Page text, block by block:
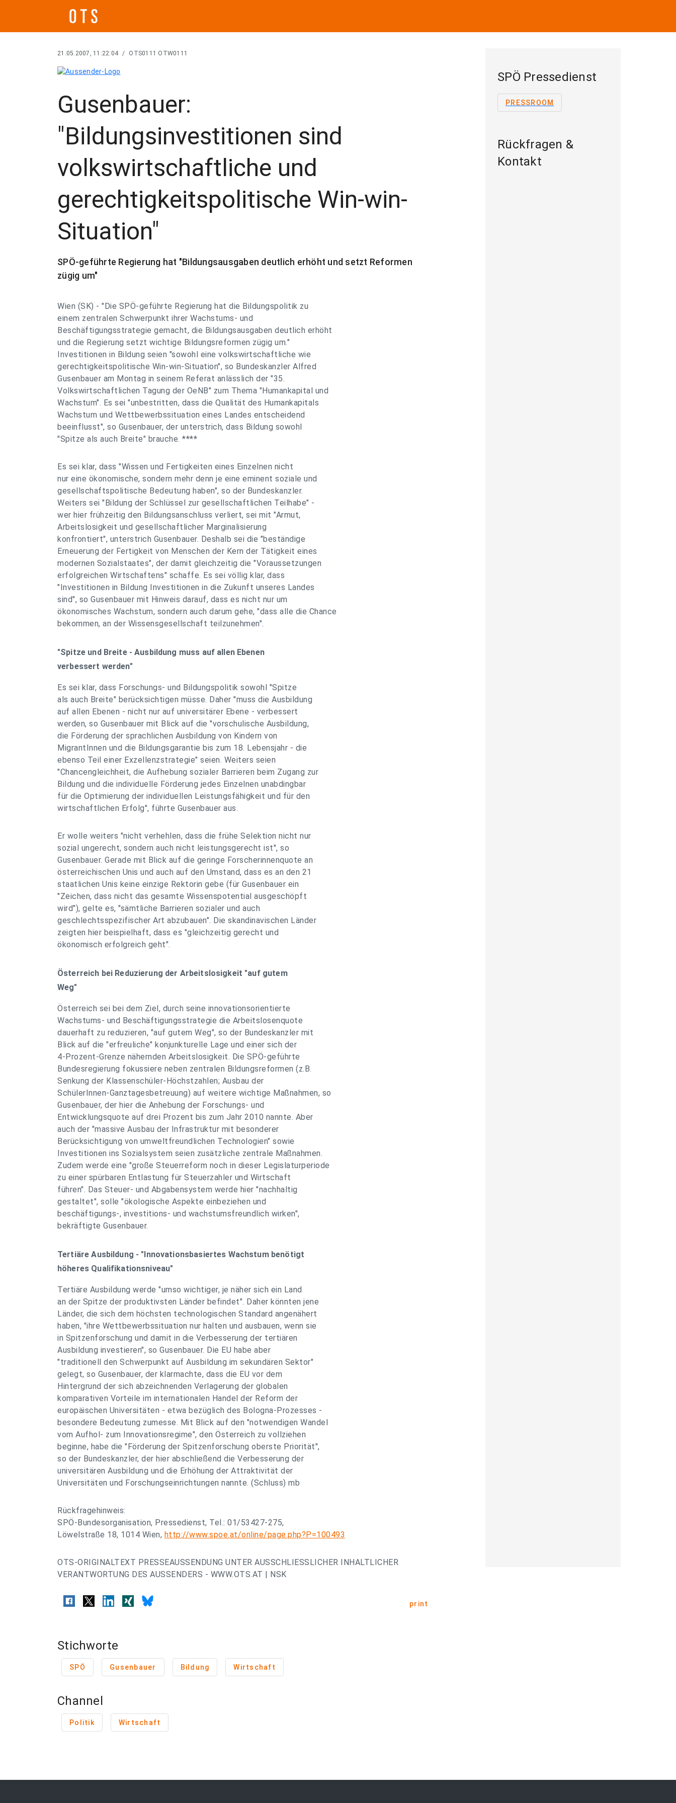
21.05.2007, 11:22:04 / OTS0111 OTW0111
Gusenbauer:
"Bildungsinvestitionen sind
volkswirtschaftliche und
gerechtigkeitspolitische Win-win-
Situation"
SPÖ-geführte Regierung hat "Bildungsausgaben deutlich erhöht und setzt Reformen
zügig um"
Wien (SK) - "Die SPÖ-geführte Regierung hat die Bildungspolitik zu
einem zentralen Schwerpunkt ihrer Wachstums- und
Beschäftigungsstrategie gemacht, die Bildungsausgaben deutlich erhöht
und die Regierung setzt wichtige Bildungsreformen zügig um."
Investitionen in Bildung seien "sowohl eine volkswirtschaftliche wie
gerechtigkeitspolitische Win-win-Situation", so Bundeskanzler Alfred
Gusenbauer am Montag in seinem Referat anlässlich der "35.
Volkswirtschaftlichen Tagung der OeNB" zum Thema "Humankapital und
Wachstum". Es sei "unbestritten, dass die Qualität des Humankapitals
Wachstum und Wettbewerbssituation eines Landes entscheidend
beeinflusst", so Gusenbauer, der unterstrich, dass Bildung sowohl
"Spitze als auch Breite" brauche. ****
Es sei klar, dass "Wissen und Fertigkeiten eines Einzelnen nicht
nur eine ökonomische, sondern mehr denn je eine eminent soziale und
gesellschaftspolitische Bedeutung haben", so der Bundeskanzler.
Weiters sei "Bildung der Schlüssel zur gesellschaftlichen Teilhabe" -
wer hier frühzeitig den Bildungsanschluss verliert, sei mit "Armut,
Arbeitslosigkeit und gesellschaftlicher Marginalisierung
konfrontiert", unterstrich Gusenbauer. Deshalb sei die "beständige
Erneuerung der Fertigkeit von Menschen der Kern der Tätigkeit eines
modernen Sozialstaates", der damit gleichzeitig die "Voraussetzungen
erfolgreichen Wirtschaftens" schaffe. Es sei völlig klar, dass
"Investitionen in Bildung Investitionen in die Zukunft unseres Landes
sind", so Gusenbauer mit Hinweis darauf, dass es nicht nur um
ökonomisches Wachstum, sondern auch darum gehe, "dass alle die Chance
bekommen, an der Wissensgesellschaft teilzunehmen".
"Spitze und Breite - Ausbildung muss auf allen Ebenen
verbessert werden"
Es sei klar, dass Forschungs- und Bildungspolitik sowohl "Spitze
als auch Breite" berücksichtigen müsse. Daher "muss die Ausbildung
auf allen Ebenen - nicht nur auf universitärer Ebene - verbessert
werden, so Gusenbauer mit Blick auf die "vorschulische Ausbildung,
die Förderung der sprachlichen Ausbildung von Kindern von
MigrantInnen und die Bildungsgarantie bis zum 18. Lebensjahr - die
ebenso Teil einer Exzellenzstrategie" seien. Weiters seien
"Chancengleichheit, die Aufhebung sozialer Barrieren beim Zugang zur
Bildung und die individuelle Förderung jedes Einzelnen unabdingbar
für die Optimierung der individuellen Leistungsfähigkeit und für den
wirtschaftlichen Erfolg", führte Gusenbauer aus.
Er wolle weiters "nicht verhehlen, dass die frühe Selektion nicht nur
sozial ungerecht, sondern auch nicht leistungsgerecht ist", so
Gusenbauer. Gerade mit Blick auf die geringe Forscherinnenquote an
österreichischen Unis und auch auf den Umstand, dass es an den 21
staatlichen Unis keine einzige Rektorin gebe (für Gusenbauer ein
"Zeichen, dass nicht das gesamte Wissenspotential ausgeschöpft
wird"), gelte es, "sämtliche Barrieren sozialer und auch
geschlechtsspezifischer Art abzubauen". Die skandinavischen Länder
zeigten hier beispielhaft, dass es "gleichzeitig gerecht und
ökonomisch erfolgreich geht".
Österreich bei Reduzierung der Arbeitslosigkeit "auf gutem
Weg"
Österreich sei bei dem Ziel, durch seine innovationsorientierte
Wachstums- und Beschäftigungsstrategie die Arbeitslosenquote
dauerhaft zu reduzieren, "auf gutem Weg", so der Bundeskanzler mit
Blick auf die "erfreuliche" konjunkturelle Lage und einer sich der
4-Prozent-Grenze nähernden Arbeitslosigkeit. Die SPÖ-geführte
Bundesregierung fokussiere neben zentralen Bildungsreformen (z.B.
Senkung der Klassenschüler-Höchstzahlen; Ausbau der
SchülerInnen-Ganztagesbetreuung) auf weitere wichtige Maßnahmen, so
Gusenbauer, der hier die Anhebung der Forschungs- und
Entwicklungsquote auf drei Prozent bis zum Jahr 2010 nannte. Aber
auch der "massive Ausbau der Infrastruktur mit besonderer
Berücksichtigung von umweltfreundlichen Technologien" sowie
Investitionen ins Sozialsystem seien zusätzliche zentrale Maßnahmen.
Zudem werde eine "große Steuerreform noch in dieser Legislaturperiode
zu einer spürbaren Entlastung für Steuerzahler und Wirtschaft
führen". Das Steuer- und Abgabensystem werde hier "nachhaltig
gestaltet", solle "ökologische Aspekte einbeziehen und
beschäftigungs-, investitions- und wachstumsfreundlich wirken",
bekräftigte Gusenbauer.
Tertiäre Ausbildung - "Innovationsbasiertes Wachstum benötigt
höheres Qualifikationsniveau"
Tertiäre Ausbildung werde "umso wichtiger, je näher sich ein Land
an der Spitze der produktivsten Länder befindet". Daher könnten jene
Länder, die sich dem höchsten technologischen Standard angenähert
haben, "ihre Wettbewerbssituation nur halten und ausbauen, wenn sie
in Spitzenforschung und damit in die Verbesserung der tertiären
Ausbildung investieren", so Gusenbauer. Die EU habe aber
"traditionell den Schwerpunkt auf Ausbildung im sekundären Sektor"
gelegt, so Gusenbauer, der klarmachte, dass die EU vor dem
Hintergrund der sich abzeichnenden Verlagerung der globalen
komparativen Vorteile im internationalen Handel der Reform der
europäischen Universitäten - etwa bezüglich des Bologna-Prozesses -
besondere Bedeutung zumesse. Mit Blick auf den "notwendigen Wandel
vom Aufhol- zum Innovationsregime", den Österreich zu vollziehen
beginne, habe die "Förderung der Spitzenforschung oberste Priorität",
so der Bundeskanzler, der hier abschließend die Verbesserung der
universitären Ausbildung und die Erhöhung der Attraktivität der
Universitäten und Forschungseinrichtungen nannte. (Schluss) mb
Rückfragehinweis:
SPÖ-Bundesorganisation, Pressedienst, Tel.: 01/53427-275,
Löwelstraße 18, 1014 Wien, http://www.spoe.at/online/page.php?P=100493
OTS-ORIGINALTEXT PRESSEAUSSENDUNG UNTER AUSSCHLIESSLICHER INHALTLICHER
VERANTWORTUNG DES AUSSENDERS - WWW.OTS.AT | NSK
print
Stichworte
SPÖ Gusenbauer Bildung Wirtschaft
Channel
Politik Wirtschaft
SPÖ Pressedienst
PRESSROOM
Rückfragen &
Kontakt